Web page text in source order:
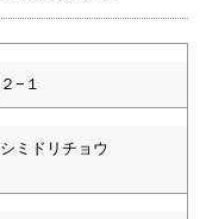
−１
ミドリチョウ